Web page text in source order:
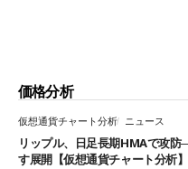
価格分析
仮想通貨チャート分析 ニュース
リップル、日足長期HMAで攻
す展開【仮想通貨チャート分析